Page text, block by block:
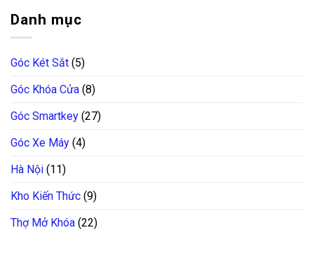
Danh mục
Góc Két Sắt (5)
Góc Khóa Cửa (8)
Góc Smartkey (27)
Góc Xe Máy (4)
Hà Nội (11)
Kho Kiến Thức (9)
Thợ Mở Khóa (22)